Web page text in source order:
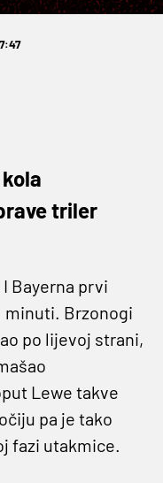
triler
Bayerna prvi
minuti. Brzonogi
po lijevoj strani,
Lewe takve
pa je tako
fazi utakmice.